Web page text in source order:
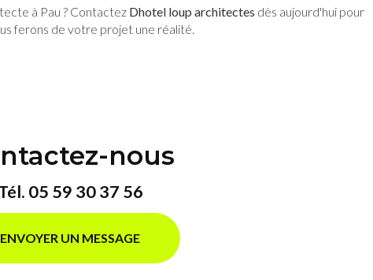
à Pau ? Contactez Dhotel loup architectes dès aujourd'hui pour
ferons de votre projet une réalité.
nous
05 59 30 37 56
ENVOYER UN MESSAGE